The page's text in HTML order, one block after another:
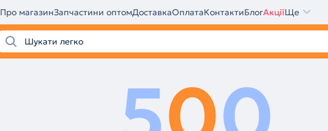
Про магазинЗапчастини оптомДоставкаОплатаКонтактиБлогАкціїЩе